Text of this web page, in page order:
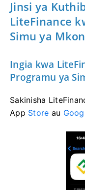
Jinsi ya
LiteFinance
Simu ya
Ingia kwa
Programu ya
Sakinisha
App Store au